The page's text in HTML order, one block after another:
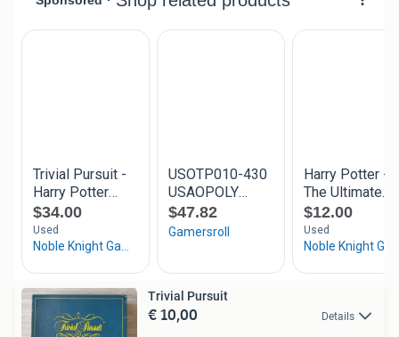
Trivial Pursuit
€ 10,00 Details